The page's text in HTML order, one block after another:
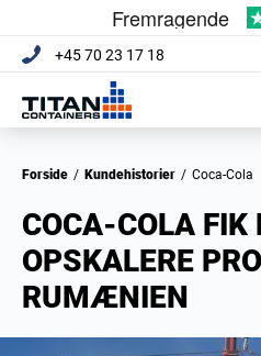
+45 70 23 17 18
Forside / Kundehistorier / Coca-Cola
COCA-COLA
OPSKALERE
RUMÆNIEN